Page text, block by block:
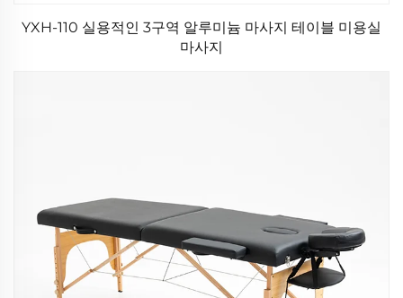
YXH-110 실용적인 3구역 알루미늄 마사지 테이블 미용실
마사지